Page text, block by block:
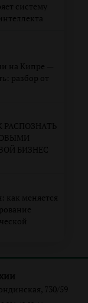
систему
на Кипре —
разбор от
РАСПОЗНАТЬ
БИЗНЕС
как меняется
730/59